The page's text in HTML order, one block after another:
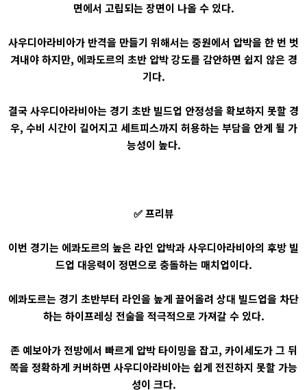
면에서 고립되는 장면이 나올 수 있다.
사우디아라비아가 반격을 만들기 위해서는 중원에서 압박을 한 번 벗
겨내야 하지만, 에콰도르의 초반 압박 강도를 감안하면 쉽지 않은 경
기다.
결국 사우디아라비아는 경기 초반 빌드업 안정성을 확보하지 못할 경
우, 수비 시간이 길어지고 세트피스까지 허용하는 부담을 안게 될 가
능성이 높다.
✅ 프리뷰
이번 경기는 에콰도르의 높은 라인 압박과 사우디아라비아의 후방 빌
드업 대응력이 정면으로 충돌하는 매치업이다.
에콰도르는 경기 초반부터 라인을 높게 끌어올려 상대 빌드업을 차단
하는 하이프레싱 전술을 적극적으로 가져갈 수 있다.
존 예보아가 전방에서 빠르게 압박 타이밍을 잡고, 카이세도가 그 뒤
쪽을 정확하게 커버하면 사우디아라비아는 쉽게 전진하지 못할 가능
성이 크다.